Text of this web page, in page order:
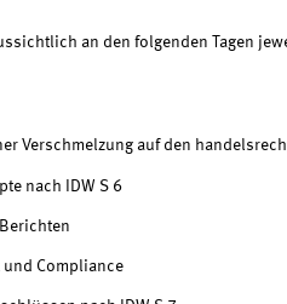
an den folgenden Tagen
Verschmelzung auf den
nach IDW S 6
und Compliance